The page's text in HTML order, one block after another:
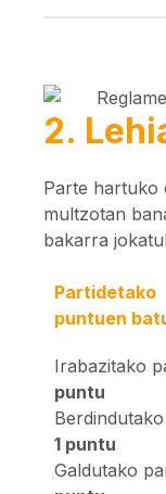
2.
Parte hartuko
multzotan
bakarra
Partidetako
puntuen
Irabazitako
puntu
1 puntu
Galdutako